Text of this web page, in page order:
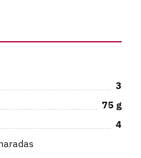
3
75 g
4